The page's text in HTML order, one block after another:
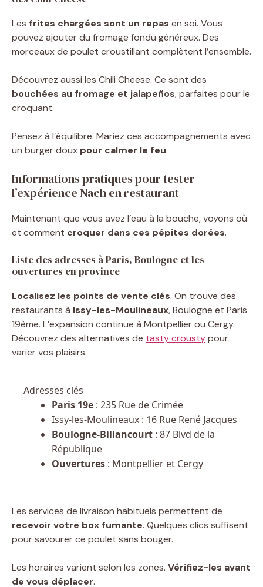
Les frites chargées sont un repas en soi. Vous
pouvez ajouter du fromage fondu généreux. Des
morceaux de poulet croustillant complètent l’ensemble.
Découvrez aussi les Chili Cheese. Ce sont des
bouchées au fromage et jalapeños, parfaites pour le
croquant.
Pensez à l’équilibre. Mariez ces accompagnements avec
un burger doux pour calmer le feu.
Informations pratiques pour tester
l’expérience Nach en restaurant
Maintenant que vous avez l’eau à la bouche, voyons où
et comment croquer dans ces pépites dorées.
Liste des adresses à Paris, Boulogne et les
ouvertures en province
Localisez les points de vente clés. On trouve des
restaurants à Issy-les-Moulineaux, Boulogne et Paris
19ème. L’expansion continue à Montpellier ou Cergy.
Découvrez des alternatives de tasty croustypour
varier vos plaisirs.
Adresses clés
Paris 19e : 235 Rue de Crimée
Issy-les-Moulineaux : 16 Rue René Jacques
Boulogne-Billancourt : 87 Blvd de la
République
Ouvertures : Montpellier et Cergy
Les services de livraison habituels permettent de
recevoir votre box fumante. Quelques clics suffisent
pour savourer ce poulet sans bouger.
Les horaires varient selon les zones. Vérifiez-les avant
de vous déplacer.